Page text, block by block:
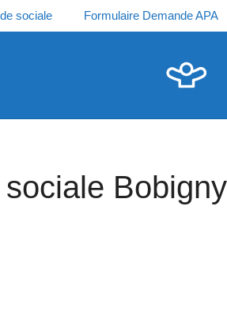
sociale Formulaire Demande APA
Bobigny